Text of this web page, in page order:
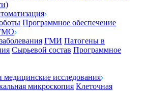
Программное обеспечение
ГМИ Патогены в
Сырьевой состав Программное
медицинские исследования
микроскопия Клеточная